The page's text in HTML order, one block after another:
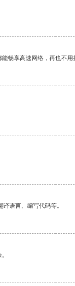
畅享高速网络，再也不
语言、编写代码等。